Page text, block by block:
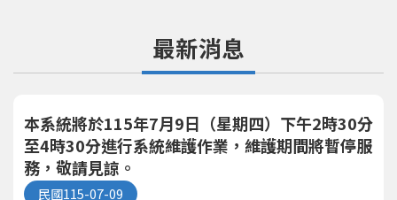
最新消息
115-07-09
本系統將於115年7月9日（星期四）下午2時30分
至4時30分進行系統維護作業，維護期間將暫停服
務，敬請見諒。